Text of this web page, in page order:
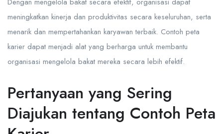
meningkatkan kinerja dan produktivitas secara keseluruhan, serta
menarik dan mempertahankan karyawan terbaik. Contoh peta
karier dapat menjadi alat yang berharga untuk membantu
organisasi mengelola bakat mereka secara lebih efektif.
Pertanyaan yang Sering
Diajukan tentang Contoh Peta